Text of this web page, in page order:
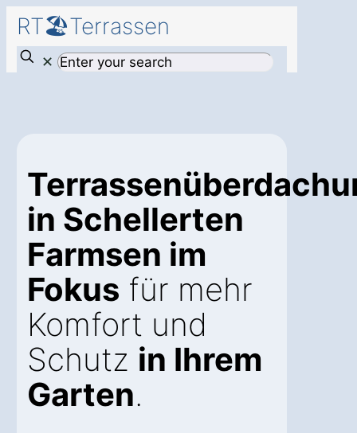
RT🏖️Terrassen
✕
in Schellerten
Farmsen im
Fokus für mehr
Komfort und
Schutz in Ihrem
Garten.